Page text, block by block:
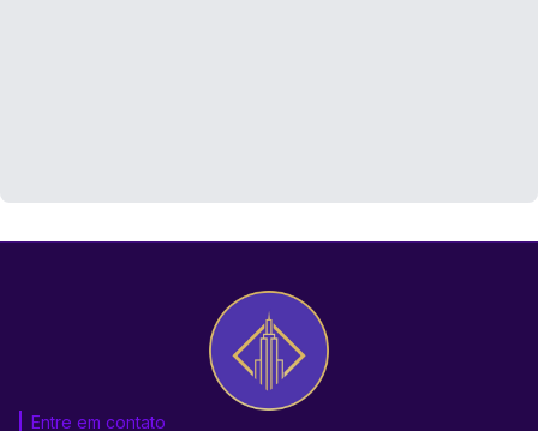
Entre em contato